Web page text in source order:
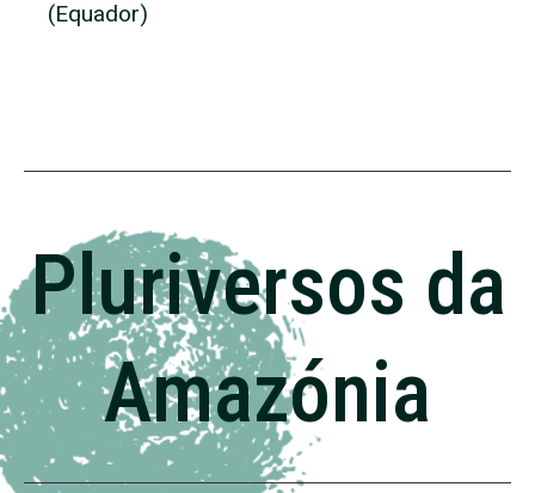
(Equador)
Pluriversos da
Amazónia